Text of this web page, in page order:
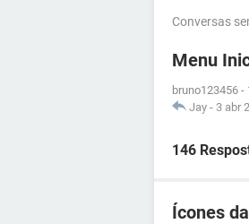
Conversas
Menu
bruno123456 -
Jay - 3 abr
146
Ícones